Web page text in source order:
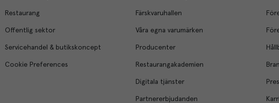
Restaurang
Offentlig sektor
Servicehandel & butikskoncept
Cookie Preferences
Färskvaruhallen
Våra egna varumärken
Producenter
Restaurangakademien
Digitala tjänster
Partnererbjudanden